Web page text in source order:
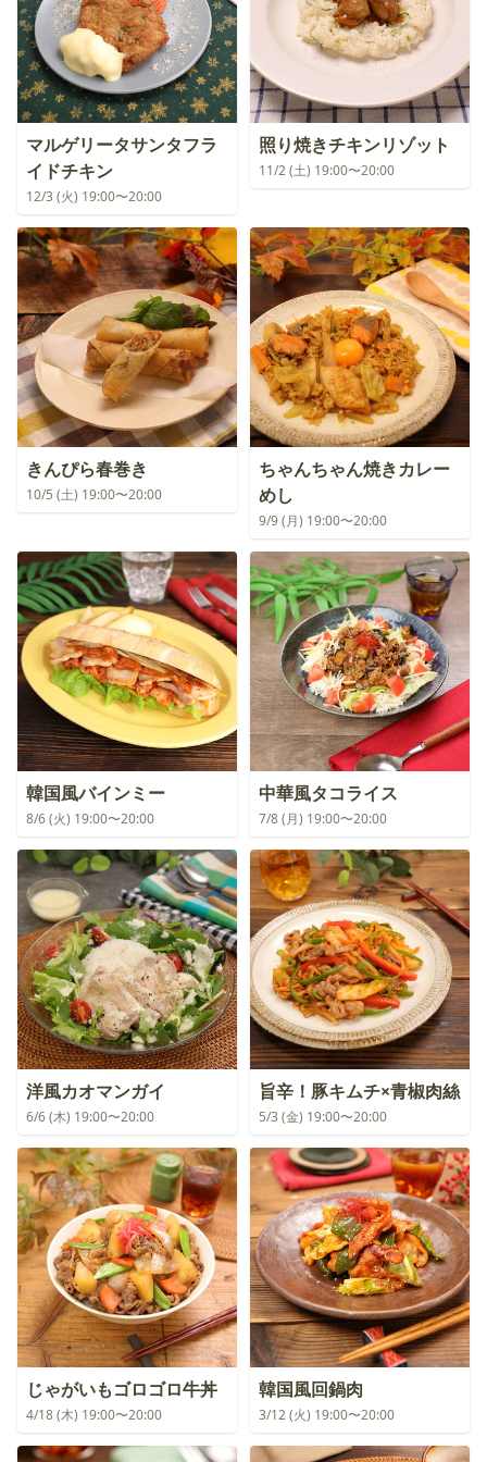
マルゲリータサンタフラ
イドチキン
12/3 (火) 19:00〜20:00
照り焼きチキンリゾット
11/2 (土) 19:00〜20:00
きんぴら春巻き
10/5 (土) 19:00〜20:00
ちゃんちゃん焼きカレー
めし
9/9 (月) 19:00〜20:00
韓国風バインミー
8/6 (火) 19:00〜20:00
中華風タコライス
7/8 (月) 19:00〜20:00
洋風カオマンガイ
6/6 (木) 19:00〜20:00
旨辛！豚キムチ×青椒肉絲
5/3 (金) 19:00〜20:00
じゃがいもゴロゴロ牛丼
4/18 (木) 19:00〜20:00
韓国風回鍋肉
3/12 (火) 19:00〜20:00